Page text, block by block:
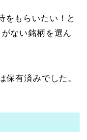
をもらいたい！と
ない銘柄を選ん
保有済みでした。